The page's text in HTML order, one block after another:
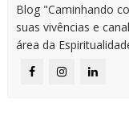
Blog "Caminhando
suas vivências e
área da